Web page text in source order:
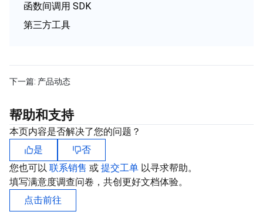
函数间调用 SDK
第三方工具
下一篇: 产品动态
帮助和支持
本页内容是否解决了您的问题？
是
否
您也可以 联系销售 或 提交工单 以寻求帮助。
填写满意度调查问卷，共创更好文档体验。
点击前往